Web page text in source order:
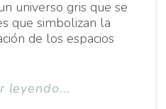
universo gris que se
que simbolizan la
de los espacios
leyendo...